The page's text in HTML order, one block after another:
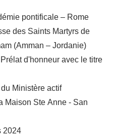
pontificale – Rome
des Saints Martyrs de
(Amman – Jordanie)
d'honneur avec le titre
Ministère actif
Ste Anne - San
2024